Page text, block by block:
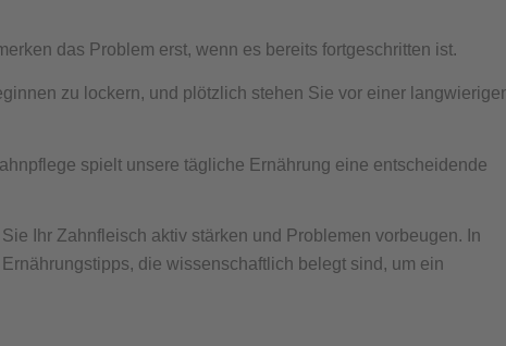
das Problem erst, wenn es bereits fortgeschritten ist.
zu lockern, und plötzlich stehen Sie vor einer
spielt unsere tägliche Ernährung eine entscheidende
Ihr Zahnfleisch aktiv stärken und Problemen vorbeugen. In
die wissenschaftlich belegt sind, um ein